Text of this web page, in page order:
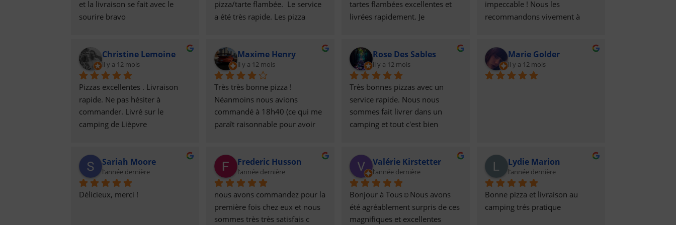
et la livraison se fait avec le
sourire bravo
pizza/tarte flambée.  Le service
a été très rapide. Les pizza
tartes flambées excellentes et
livrées rapidement. Je
impeccable ! Nous les
recommandons vivement à
Christine Lemoine
il y a 12 mois
Pizzas excellentes . Livraison
rapide. Ne pas hésiter à
commander. Livré sur le
camping de Lièpvre
Maxime Henry
il y a 12 mois
Très très bonne pizza !
Néanmoins nous avions
commandé à 18h40 (ce qui me
paraît raisonnable pour avoir
reçu les pizzas à 21h30. Malgré
cela l'expérience reste positive
car la qualité de la pizza permet
de compenser le délai aberrant
de livraison.J'ai conscience que
Rose Des Sables
il y a 12 mois
Très bonnes pizzas avec un
service rapide. Nous nous
sommes fait livrer dans un
camping et tout c'est bien
bien trop lourde et grasse pour
mon petit estomac.
Marie Golder
il y a 12 mois
Sariah Moore
l’année dernière
Délicieux, merci !
Frederic Husson
l’année dernière
nous avons commandez pour la
première fois chez eux et nous
sommes très très satisfais c
Valérie Kirstetter
l’année dernière
Bonjour à Tous☺️Nous avons
été agréablement surpris de ces
magnifiques et excellentes
Lydie Marion
l’année dernière
Bonne pizza et livraison au
camping trés pratique